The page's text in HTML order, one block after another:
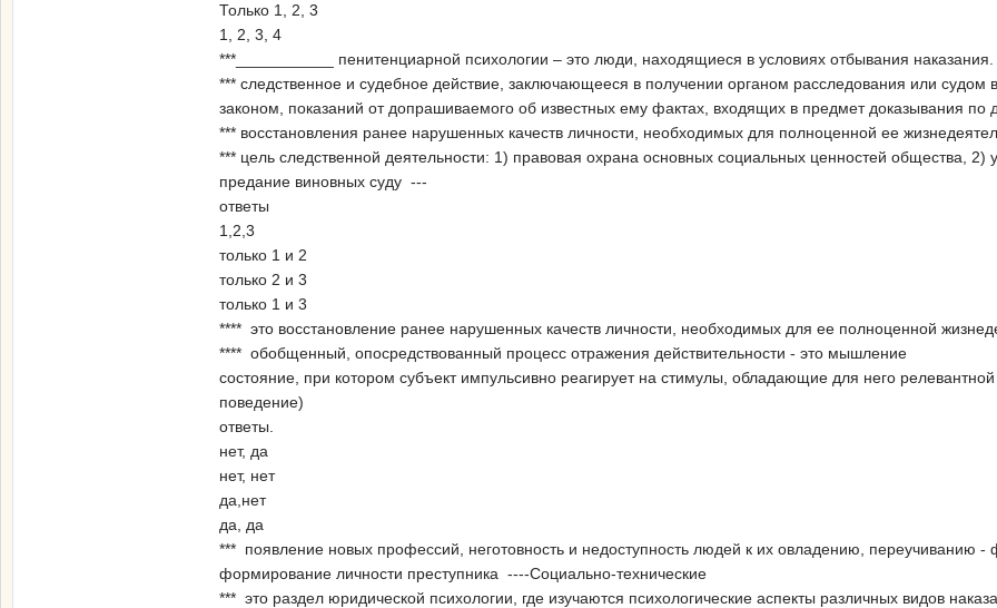
Только 1, 2, 3
1, 2, 3, 4
***___________ пенитенциарной психологии – это люди, находящиеся в условиях отбывания
*** следственное и судебное действие, заключающееся в получении органом расследования или
законом, показаний от допрашиваемого об известных ему фактах, входящих в предмет доказывания по
*** восстановления ранее нарушенных качеств личности, необходимых для полноценной ее
*** цель следственной деятельности: 1) правовая охрана основных социальных ценностей общества,
предание виновных суду ---
ответы
1,2,3
только 1 и 2
только 2 и 3
только 1 и 3
**** это восстановление ранее нарушенных качеств личности, необходимых для ее полноценной
**** обобщенный, опосредствованный процесс отражения действительности - это мышление
состояние, при котором субъект импульсивно реагирует на стимулы, обладающие для него
поведение)
ответы.
нет, да
нет, нет
да,нет
да, да
*** появление новых профессий, неготовность и недоступность людей к их овладению, переучиванию
формирование личности преступника ----Социально-технические
*** это раздел юридической психологии, где изучаются психологические аспекты различных видов